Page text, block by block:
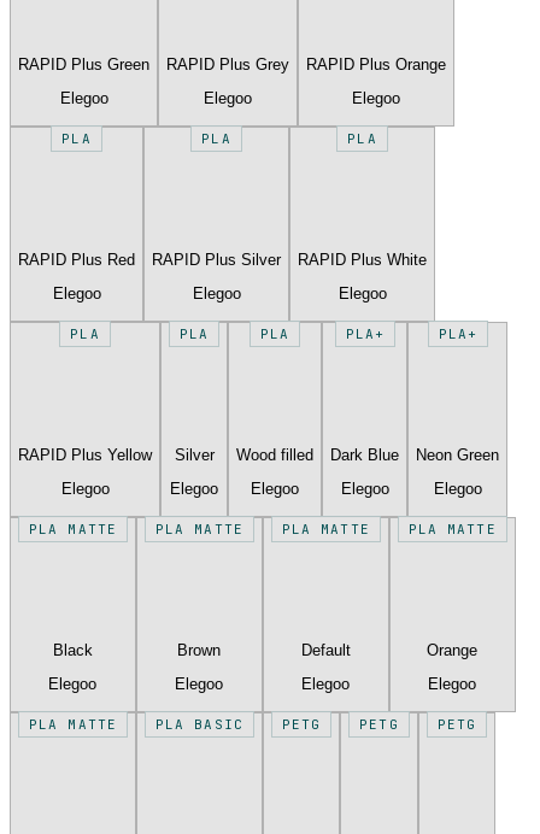
RAPID Plus Green
Elegoo
RAPID Plus Grey
Elegoo
RAPID Plus Orange
Elegoo
PLA
RAPID Plus Red
Elegoo
PLA
RAPID Plus Silver
Elegoo
PLA
RAPID Plus White
Elegoo
PLA
RAPID Plus Yellow
Elegoo
PLA
Silver
Elegoo
PLA
Wood filled
Elegoo
PLA+
Dark Blue
Elegoo
PLA+
Neon Green
Elegoo
PLA MATTE
Black
Elegoo
PLA MATTE
Brown
Elegoo
PLA MATTE
Default
Elegoo
PLA MATTE
Orange
Elegoo
PLA MATTE PLA BASIC PETG PETG PETG